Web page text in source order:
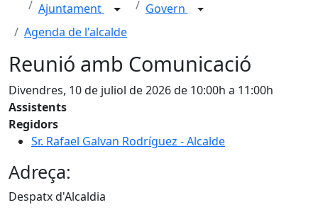
Ajuntament
Govern
Agenda de l'alcalde
Reunió amb Comunicació
Divendres, 10 de juliol de 2026 de 10:00h a 11:00h
Assistents
Regidors
Sr. Rafael Galvan Rodríguez - Alcalde
Adreça:
Despatx d'Alcaldia